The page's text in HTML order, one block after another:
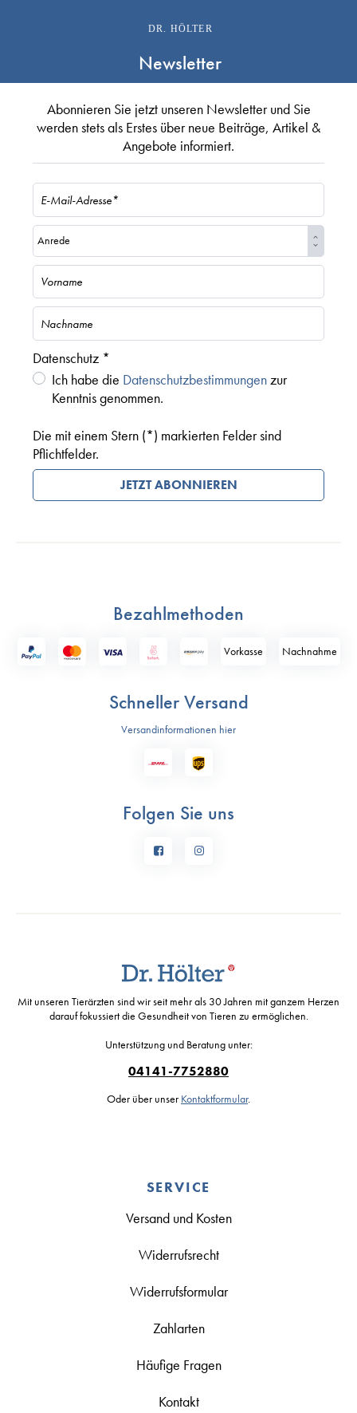
DR. HÖLTER
Newsletter
Abonnieren Sie jetzt unseren Newsletter und Sie
werden stets als Erstes über neue Beiträge, Artikel &
Angebote informiert.
Datenschutz *
Ich habe die Datenschutzbestimmungenzur
Kenntnis genommen.
Die mit einem Stern (*) markierten Felder sind
Pflichtfelder.
JETZT ABONNIEREN
Bezahlmethoden
Vorkasse Nach­nahme
Schneller Versand
Versandinformationen hier
Folgen Sie uns
Mit unseren Tierärzten sind wir seit mehr als 30 Jahren mit ganzem Herzen
darauf fokussiert die Gesundheit von Tieren zu ermöglichen.
Unterstützung und Beratung unter:
04141-7752880
Oder über unser Kontaktformular.
SERVICE
Versand und Kosten
Widerrufsrecht
Widerrufsformular
Zahlarten
Häufige Fragen
Kontakt